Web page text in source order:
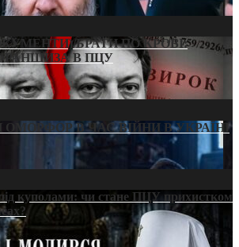
БРАТИ ПО КРОВІ:
В ПЦУ
В ЧАС ВІЙНИ В УКРАЇНІ
куполами: чи стане ПЦУ прихистком